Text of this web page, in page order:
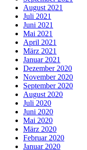
August 2021
Juli 2021
Juni 2021
Mai 2021
April 2021
März 2021
Januar 2021
Dezember 2020
November 2020
September 2020
August 2020
Juli 2020
Juni 2020
Mai 2020
März 2020
Februar 2020
Januar 2020